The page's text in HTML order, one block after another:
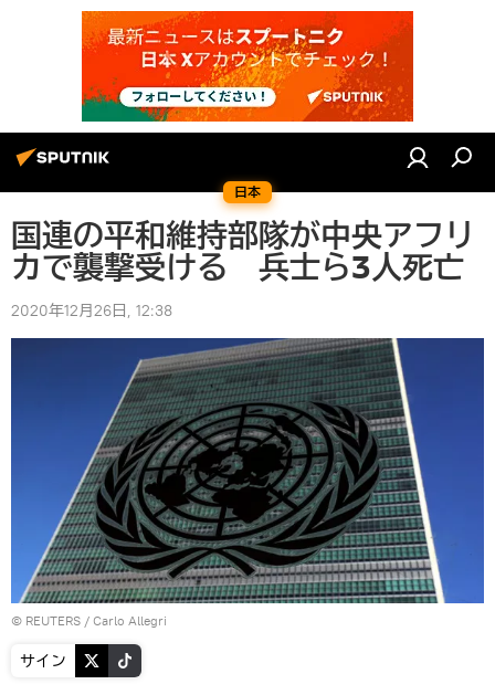
日本
国連の平和維持部隊が中央アフリ
カで襲撃受ける 兵士ら3人死亡
2020年12月26日, 12:38
© REUTERS / Carlo Allegri
サイン